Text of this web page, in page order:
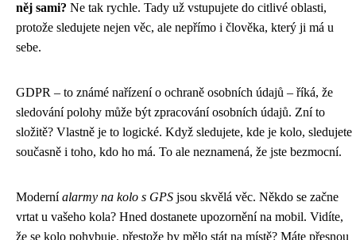
něj sami? Ne tak rychle. Tady už vstupujete do citlivé oblasti,
protože sledujete nejen věc, ale nepřímo i člověka, který ji má u
sebe.
GDPR – to známé nařízení o ochraně osobních údajů – říká, že
sledování polohy může být zpracování osobních údajů. Zní to
složitě? Vlastně je to logické. Když sledujete, kde je kolo, sledujete
současně i toho, kdo ho má. To ale neznamená, že jste bezmocní.
Moderníalarmy na kolo s GPS jsou skvělá věc. Někdo se začne
vrtat u vašeho kola? Hned dostanete upozornění na mobil. Vidíte,
že se kolo pohybuje, přestože by mělo stát na místě? Máte přesnou